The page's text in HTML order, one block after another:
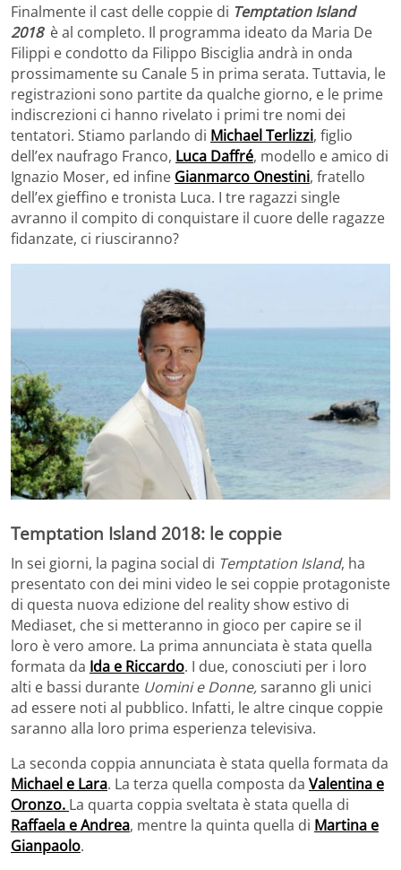
Finalmente il cast delle coppie di Temptation Island
2018è al completo. Il programma ideato da Maria De
Filippi e condotto da Filippo Bisciglia andrà in onda
prossimamente su Canale 5 in prima serata. Tuttavia, le
registrazioni sono partite da qualche giorno, e le prime
indiscrezioni ci hanno rivelato i primi tre nomi dei
tentatori. Stiamo parlando di Michael Terlizzi, figlio
dell’ex naufrago Franco, Luca Daffré, modello e amico di
Ignazio Moser, ed infine Gianmarco Onestini, fratello
dell’ex gieffino e tronista Luca. I tre ragazzi single
avranno il compito di conquistare il cuore delle ragazze
fidanzate, ci riusciranno?
Temptation Island 2018: le coppie
In sei giorni, la pagina social di Temptation Island, ha
presentato con dei mini video le sei coppie protagoniste
di questa nuova edizione del reality show estivo di
Mediaset, che si metteranno in gioco per capire se il
loro è vero amore. La prima annunciata è stata quella
formata da Ida e Riccardo. I due, conosciuti per i loro
alti e bassi durante Uomini e Donne,saranno gli unici
ad essere noti al pubblico. Infatti, le altre cinque coppie
saranno alla loro prima esperienza televisiva.
La seconda coppia annunciata è stata quella formata da
Michael e Lara. La terza quella composta da Valentina e
Oronzo. La quarta coppia sveltata è stata quella di
Raffaela e Andrea, mentre la quinta quella di Martina e
Gianpaolo.